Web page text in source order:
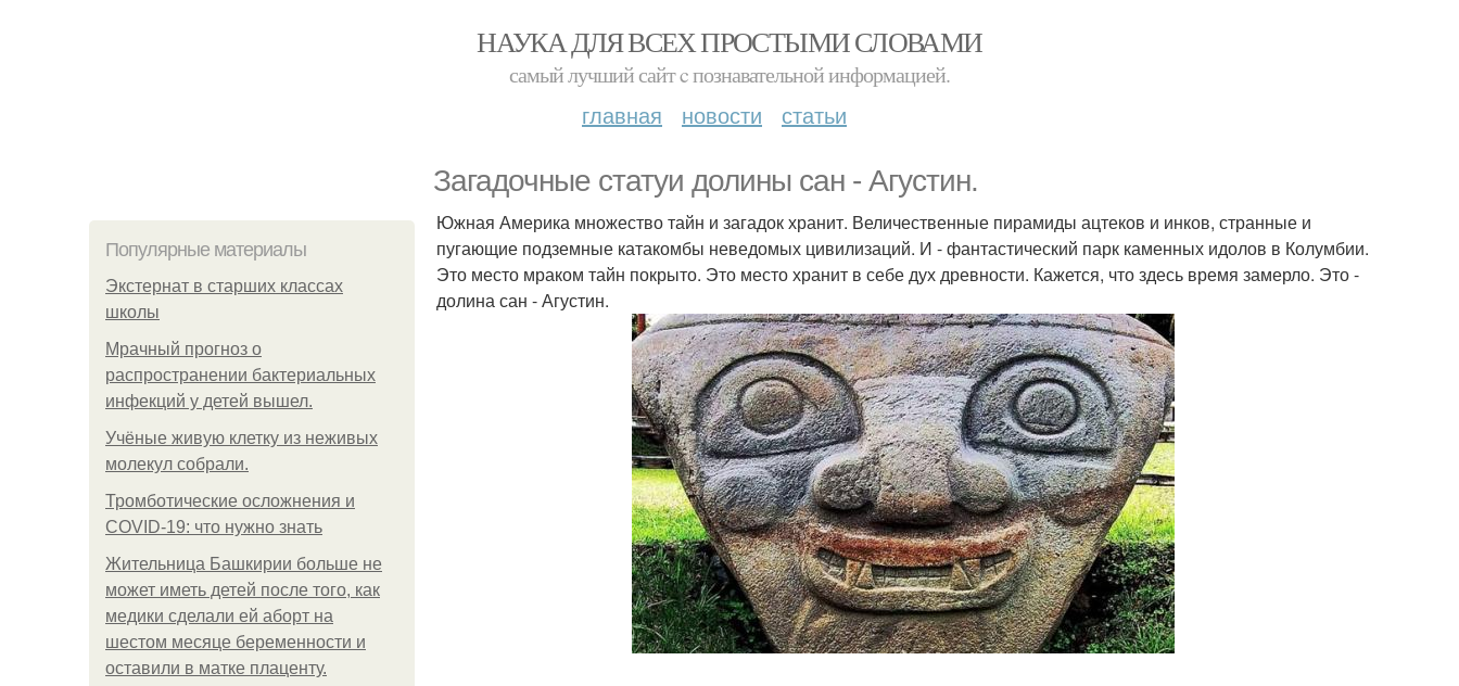
НАУКА ДЛЯ ВСЕХ ПРОСТЫМИ СЛОВАМИ
самый лучший сайт c познавательной информацией.
главная новости статьи
Загадочные статуи долины сан - Агустин.
Популярные материалы
Экстернат в старших классах
школы
Мрачный прогноз о
распространении бактериальных
инфекций у детей вышел.
Учёные живую клетку из неживых
молекул собрали.
Тромботические осложнения и
COVID-19: что нужно знать
Жительница Башкирии больше не
может иметь детей после того, как
медики сделали ей аборт на
шестом месяце беременности и
оставили в матке плаценту.
Южная Америка множество тайн и загадок хранит. Величественные пирамиды ацтеков и инков, странные и
пугающие подземные катакомбы неведомых цивилизаций. И - фантастический парк каменных идолов в Колумбии.
Это место мраком тайн покрыто. Это место хранит в себе дух древности. Кажется, что здесь время замерло. Это -
долина сан - Агустин.